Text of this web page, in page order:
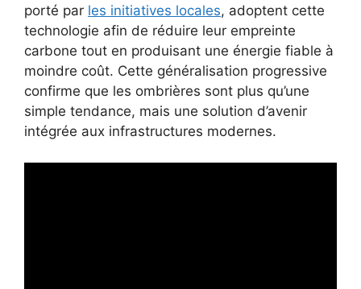
porté par les initiatives locales, adoptent cette
technologie afin de réduire leur empreinte
carbone tout en produisant une énergie fiable à
moindre coût. Cette généralisation progressive
confirme que les ombrières sont plus qu’une
simple tendance, mais une solution d’avenir
intégrée aux infrastructures modernes.